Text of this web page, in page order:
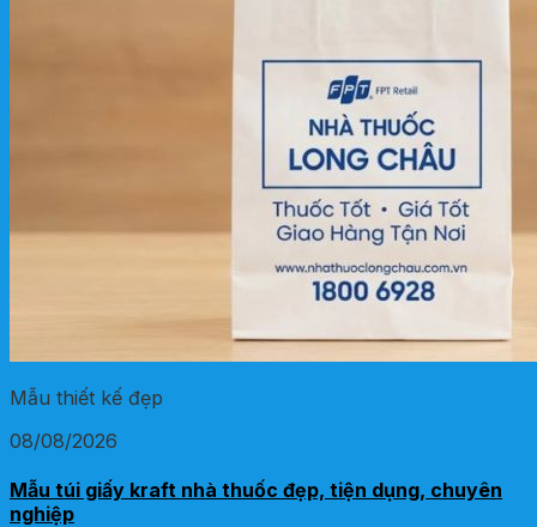
Mẫu thiết kế đẹp
08/08/2026
Mẫu túi giấy kraft nhà thuốc đẹp, tiện dụng, chuyên
nghiệp